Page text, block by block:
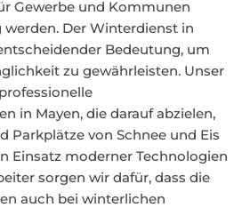
Gewerbe und Kommunen
Der Winterdienst in
Bedeutung, um
zu gewährleisten. Unser
in Mayen, die darauf abzielen,
Parkplätze von Schnee und Eis
Einsatz moderner Technologien
sorgen wir dafür, dass die
auch bei winterlichen